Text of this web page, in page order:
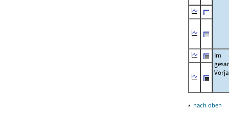
Im
▴ nach oben